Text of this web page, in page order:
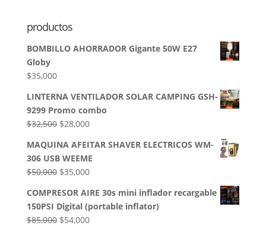
productos
BOMBILLO AHORRADOR Gigante 50W E27
Globy
$35,000
LINTERNA VENTILADOR SOLAR CAMPING GSH-
9299 Promo combo
$32,500 El
original
era:
$32,500.
$28,000El
actual
es:
$28,000.
MAQUINA AFEITAR SHAVER ELECTRICOS WM-
306 USB WEEME
$50,000 El
original
era:
$50,000.
$35,000El
actual
es:
$35,000.
COMPRESOR AIRE 30s mini inflador recargable
150PSI Digital (portable inflator)
$85,000 El
$54,000El